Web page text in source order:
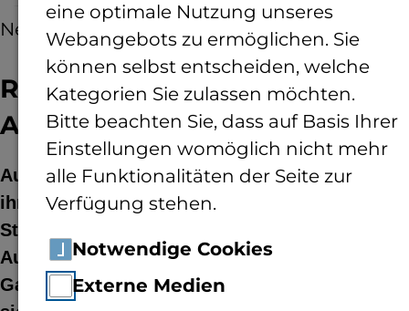
News 19.12.2025
Rotary Club fördert
Abschlussarbeiten im Ausland
Aufgrund ihres sozialen Engagements und
ihrer hervorragenden Studienleistungen erhielt
Studentin Zoe Willet die Rotary-Bingen-
Auslandsförderung. In welchem Land sie zu
Gast war und über welchen Geldbetrag sie
eine optimale Nutzung unseres
Webangebots zu ermöglichen. Sie
können selbst entscheiden, welche
Kategorien Sie zulassen möchten.
Bitte beachten Sie, dass auf Basis Ihrer
Einstellungen womöglich nicht mehr
alle Funktionalitäten der Seite zur
Verfügung stehen.
Notwendige Cookies
Externe Medien